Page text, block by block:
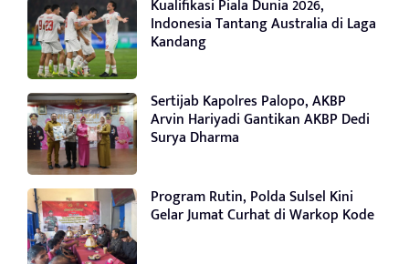
Kualifikasi Piala Dunia 2026,
Indonesia Tantang Australia di Laga
Kandang
Sertijab Kapolres Palopo, AKBP
Arvin Hariyadi Gantikan AKBP Dedi
Surya Dharma
Program Rutin, Polda Sulsel Kini
Gelar Jumat Curhat di Warkop Kode